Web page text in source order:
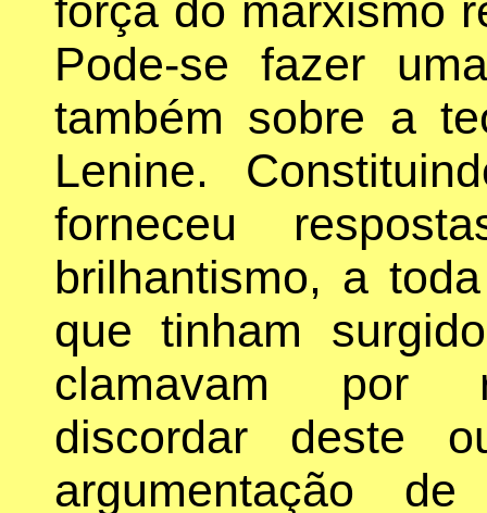
força do marxismo
Pode-se fazer
também sobre a
Lenine.
forneceu
brilhantismo, a
que tinham
clamavam por
discordar deste
argumentação